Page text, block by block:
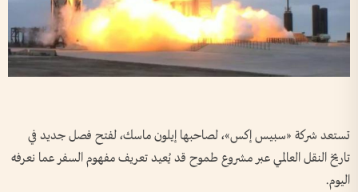
تستعد شركة «سبيس إكس»، لصاحبها إيلون ماسك، لفتح فصل جديد في
تاريخ النقل العالمي عبر مشروع طموح قد يُعيد تعريف مفهوم السفر عما نعرفه
اليوم.